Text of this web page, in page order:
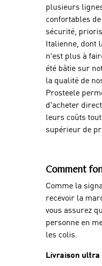
plusieurs
confortables
sécurité,
Italienne, dont
n'est plus à
été bâtie sur
la qualité de
Prosteele
d'acheter
leurs coûts
supérieur de
Comment
Comme la
recevoir la
vous assurez
personne en
les colis.
Livraison ultra